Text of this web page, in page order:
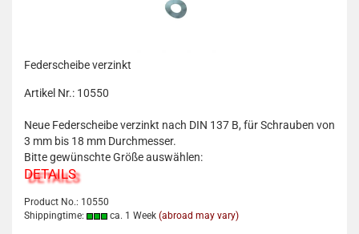
Federscheibe verzinkt
Artikel Nr.: 10550
Neue Federscheibe verzinkt nach DIN 137 B, für Schrauben von
3 mm bis 18 mm Durchmesser.
Bitte gewünschte Größe auswählen:
DETAILS
Product No.: 10550
Shippingtime:
ca. 1 Week (abroad may vary)